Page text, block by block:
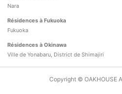
Nara
Résidences à Fukuoka
Fukuoka
Résidences à Okinawa
Ville de Yonabaru, District de Shimajiri
Copyright © OAKHOUSE